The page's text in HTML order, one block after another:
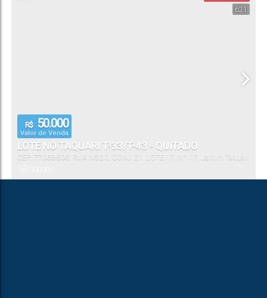
621
R$ 50.000
Valor de Venda
LOTE NO TAQUARI T-33/T-43 - QUITADO
CEP: 77063-506 RUA NS 20, CONJ. 21, LOTE 17 N°: 17 Jardim Taquari
3000.00m²